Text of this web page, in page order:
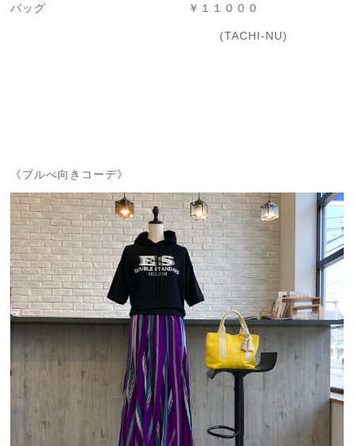
バッグ ￥１１０００
(TACHI-NU)
《ブルべ向きコーデ》